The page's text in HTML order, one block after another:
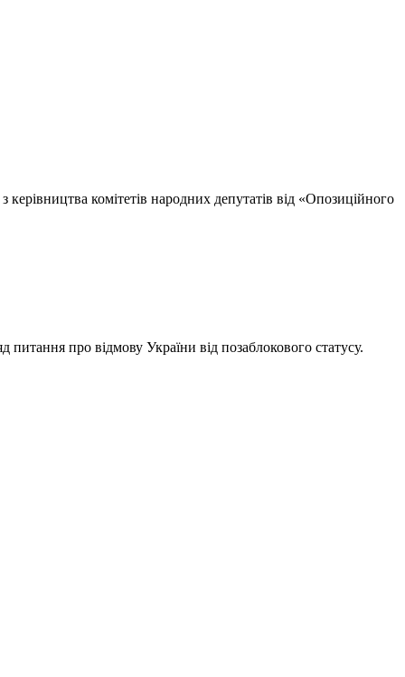
комітетів народних депутатів від «Опозиційного
про відмову України від позаблокового статусу.